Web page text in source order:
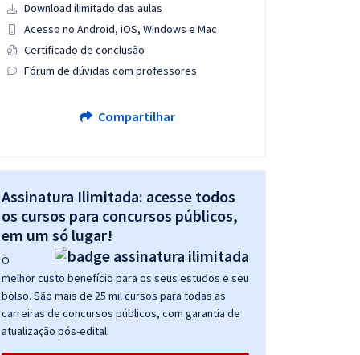
Download ilimitado das aulas
Acesso no Android, iOS, Windows e Mac
Certificado de conclusão
Fórum de dúvidas com professores
Compartilhar
Assinatura Ilimitada: acesse todos
os cursos para concursos públicos,
em um só lugar!
O
melhor custo benefício para os seus estudos e seu
bolso. São mais de 25 mil cursos para todas as
carreiras de concursos públicos, com garantia de
atualização pós-edital.